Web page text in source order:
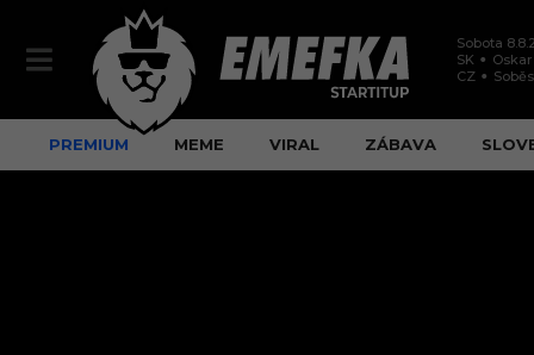
Sobota
SK
Oskar
CZ
PREMIUM MEME VIRAL ZÁBAVA